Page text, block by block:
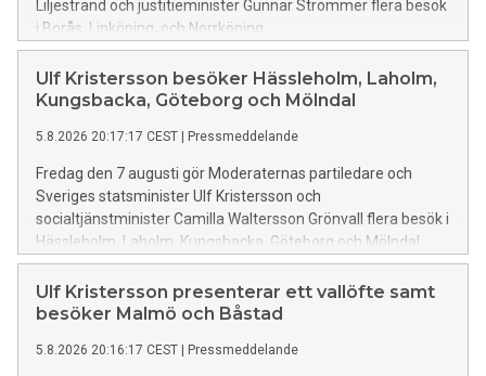
Liljestrand och justitieminister Gunnar Strömmer flera besök
i Borås, Linköping, och Norrköping
Ulf Kristersson besöker Hässleholm, Laholm,
Kungsbacka, Göteborg och Mölndal
5.8.2026 20:17:17 CEST Pressmeddelande
Fredag den 7 augusti gör Moderaternas partiledare och
Sveriges statsminister Ulf Kristersson och
socialtjänstminister Camilla Waltersson Grönvall flera besök i
Hässleholm, Laholm, Kungsbacka, Göteborg och Mölndal
Ulf Kristersson presenterar ett vallöfte samt
besöker Malmö och Båstad
5.8.2026 20:16:17 CEST Pressmeddelande